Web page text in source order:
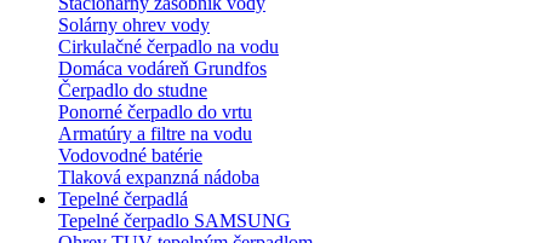
Solárny ohrev vody
Cirkulačné čerpadlo na vodu
Domáca vodáreň Grundfos
Čerpadlo do studne
Ponorné čerpadlo do vrtu
Armatúry a filtre na vodu
Vodovodné batérie
Tlaková expanzná nádoba
Tepelné čerpadlá
Tepelné čerpadlo SAMSUNG